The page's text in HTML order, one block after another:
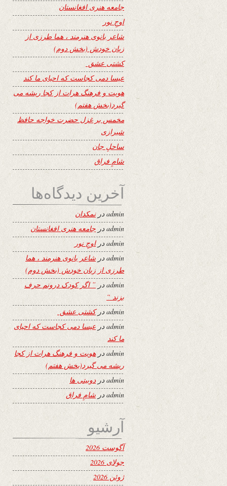
جامعه هنری افغانستان
اوجِ نور
شاعر بانوی هنرمند ، هما طرزی از
زبان خودش (بخش دوم)
کشتی عشق
عیسا دمی کجاست که احیای ما کند
هویت و فرهنگ هرات از کجا ریشه می
گیرد(بخش هفتم)
مخمس بر غزل حضرت خواجه حافظ
شیرازی
ساحلِ جان
شامِ فراق
آخرین دیدگاه‌ها
adminدرنمکدان
adminدر جامعه هنری افغانستان
adminدراوجِ نور
adminدر شاعر بانوی هنرمند ، هما
طرزی از زبان خودش (بخش دوم)
adminدر ” اگر کودک درونم حرف
بزند “
adminدرکشتی عشق
adminدر عیسا دمی کجاست که احیای
ما کند
adminدر هویت و فرهنگ هرات از کجا
ریشه می گیرد(بخش هفتم)
adminدردوبیتی ها
admin در شامِ فراق
آرشیو
آگوست 2026
جولای 2026
ژوئن 2026